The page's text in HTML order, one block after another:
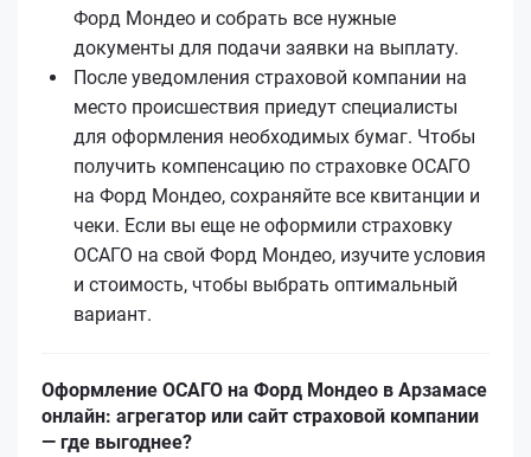
Форд Мондео и собрать все нужные
документы для подачи заявки на выплату.
После уведомления страховой компании на
место происшествия приедут специалисты
для оформления необходимых бумаг. Чтобы
получить компенсацию по страховке ОСАГО
на Форд Мондео, сохраняйте все квитанции и
чеки. Если вы еще не оформили страховку
ОСАГО на свой Форд Мондео, изучите условия
и стоимость, чтобы выбрать оптимальный
вариант.
Оформление ОСАГО на Форд Мондео в Арзамасе
онлайн: агрегатор или сайт страховой компании
— где выгоднее?